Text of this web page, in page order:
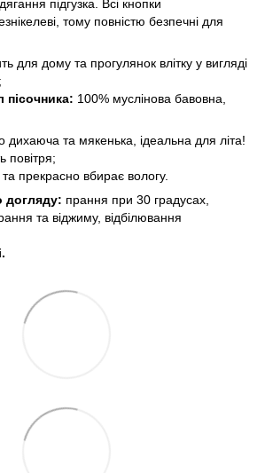
підгузка. Всі кнопки
тому повністю безпечні для
для дому та прогулянок влітку у вигляді
пісочника: 100% муслінова бавовна,
дихаюча та мякенька, ідеальна для літа!
повітря;
прекрасно вбирає вологу.
догляду: прання при 30 градусах,
та віджиму, відбілювання